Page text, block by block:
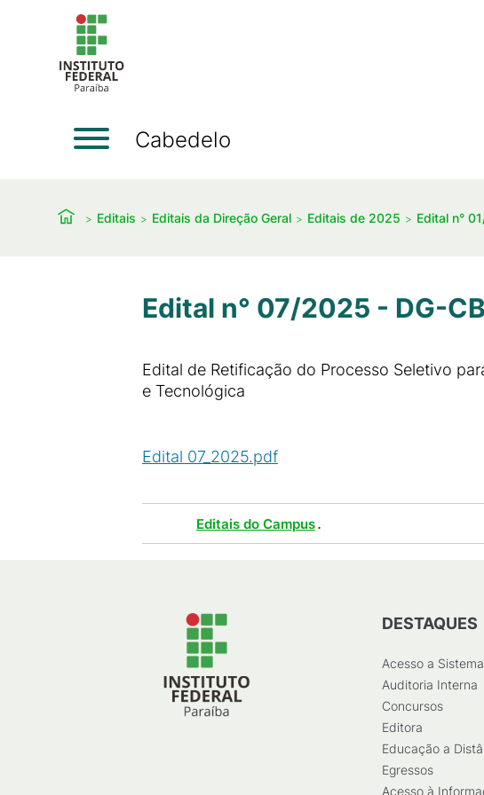
Cabedelo
Editais Editais da Direção Geral Editais de 2025 Edital n°
Edital n° 07/2025 - DG-CB
Edital de Retificação do Processo Seletivo
e Tecnológica
Edital 07_2025.pdf
Editais do Campus.
DESTAQUES
Acesso a
Auditoria Interna
Concursos
Editora
Educação a
Egressos
Acesso à